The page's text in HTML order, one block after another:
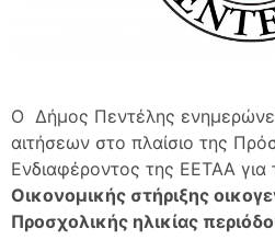
Ο Δήμος Πεντέλης
αιτήσεων στο πλαίσιο της
Ενδιαφέροντος της ΕΕΤΑΑ
Οικονομικής στήριξης
Προσχολικής ηλικίας